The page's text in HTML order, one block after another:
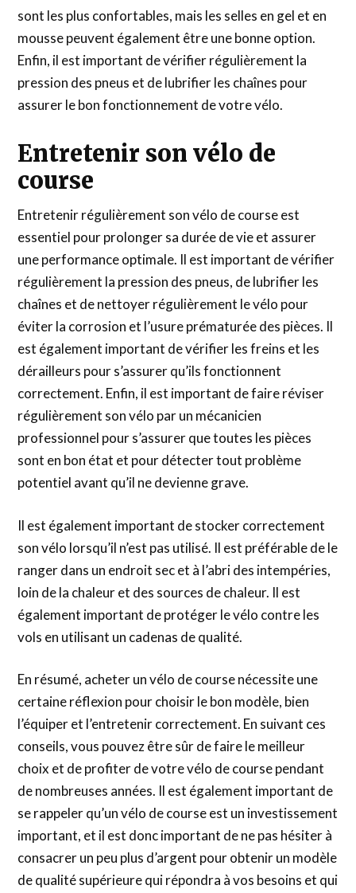
sont les plus confortables, mais les selles en gel et en
mousse peuvent également être une bonne option.
Enfin, il est important de vérifier régulièrement la
pression des pneus et de lubrifier les chaînes pour
assurer le bon fonctionnement de votre vélo.
Entretenir son vélo de
course
Entretenir régulièrement son vélo de course est
essentiel pour prolonger sa durée de vie et assurer
une performance optimale. Il est important de vérifier
régulièrement la pression des pneus, de lubrifier les
chaînes et de nettoyer régulièrement le vélo pour
éviter la corrosion et l’usure prématurée des pièces. Il
est également important de vérifier les freins et les
dérailleurs pour s’assurer qu’ils fonctionnent
correctement. Enfin, il est important de faire réviser
régulièrement son vélo par un mécanicien
professionnel pour s’assurer que toutes les pièces
sont en bon état et pour détecter tout problème
potentiel avant qu’il ne devienne grave.
Il est également important de stocker correctement
son vélo lorsqu’il n’est pas utilisé. Il est préférable de le
ranger dans un endroit sec et à l’abri des intempéries,
loin de la chaleur et des sources de chaleur. Il est
également important de protéger le vélo contre les
vols en utilisant un cadenas de qualité.
En résumé, acheter un vélo de course nécessite une
certaine réflexion pour choisir le bon modèle, bien
l’équiper et l’entretenir correctement. En suivant ces
conseils, vous pouvez être sûr de faire le meilleur
choix et de profiter de votre vélo de course pendant
de nombreuses années. Il est également important de
se rappeler qu’un vélo de course est un investissement
important, et il est donc important de ne pas hésiter à
consacrer un peu plus d’argent pour obtenir un modèle
de qualité supérieure qui répondra à vos besoins et qui